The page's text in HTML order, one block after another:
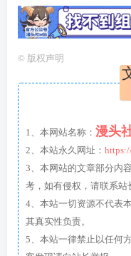
© 版权声明
1、本网站名称： 漫头
2、本站永久网址：
3、本网站的文章部分内
考，如有侵权，请联系站
4、本站一切资源不代表
其真实性负责。
5、本站一律禁止以任何